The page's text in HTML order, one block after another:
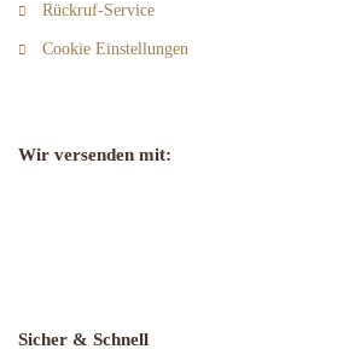
Rückruf-Service
Cookie Einstellungen
Wir versenden mit:
Sicher & Schnell